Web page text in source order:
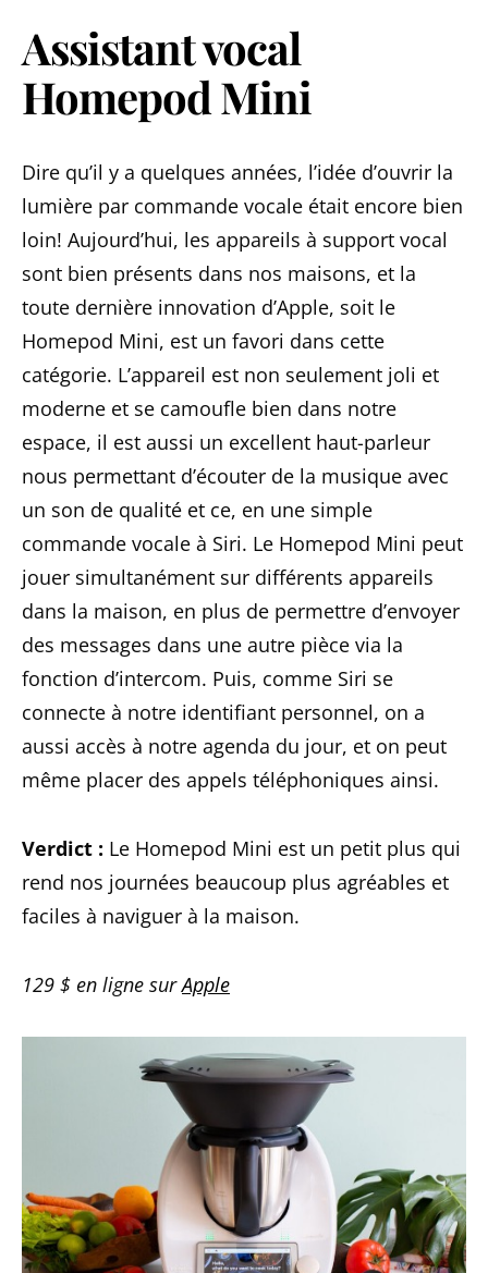
Assistant vocal
Homepod Mini
Dire qu’il y a quelques années, l’idée d’ouvrir la
lumière par commande vocale était encore bien
loin! Aujourd’hui, les appareils à support vocal
sont bien présents dans nos maisons, et la
toute dernière innovation d’Apple, soit le
Homepod Mini, est un favori dans cette
catégorie. L’appareil est non seulement joli et
moderne et se camoufle bien dans notre
espace, il est aussi un excellent haut-parleur
nous permettant d’écouter de la musique avec
un son de qualité et ce, en une simple
commande vocale à Siri. Le Homepod Mini peut
jouer simultanément sur différents appareils
dans la maison, en plus de permettre d’envoyer
des messages dans une autre pièce via la
fonction d’intercom. Puis, comme Siri se
connecte à notre identifiant personnel, on a
aussi accès à notre agenda du jour, et on peut
même placer des appels téléphoniques ainsi.
Verdict : Le Homepod Mini est un petit plus qui
rend nos journées beaucoup plus agréables et
faciles à naviguer à la maison.
129 $ en ligne surApple